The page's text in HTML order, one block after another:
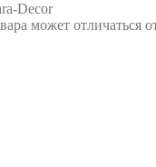
Decor
может отличаться